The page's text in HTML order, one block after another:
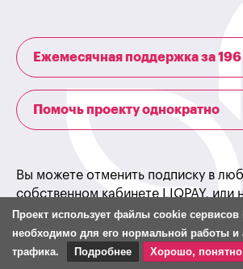
Ежемесячная поддержка за 196
Помочь проекту однократно
Вы можете отменить подписку в
собственном кабинете LIQPAY, или
адресу:editor@mind.ua.
Проект использует файлы cookie сервисов
необходимо для его нормальной работы и
трафика.
Подробнее Хорошо, понятно